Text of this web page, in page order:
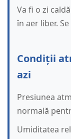
Va fi o zi
în aer liber.
Condiții
azi
Presiunea
normală
Umiditatea